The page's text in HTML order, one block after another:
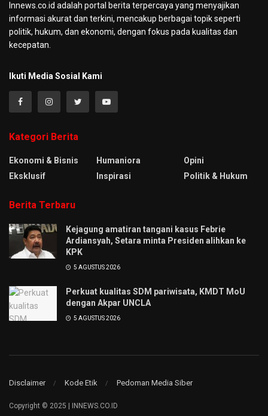
Innews.co.id adalah portal berita terpercaya yang menyajikan
informasi akurat dan terkini, mencakup berbagai topik seperti
politik, hukum, dan ekonomi, dengan fokus pada kualitas dan
kecepatan.
Ikuti Media Sosial Kami
Kategori Berita
Ekonomi & Bisnis
Eksklusif
Humaniora
Inspirasi
Opini
Politik & Hukum
Berita Terbaru
Kejagung amatiran tangani kasus Febrie
Ardiansyah, Setara minta Presiden alihkan ke
KPK
5 AGUSTUS 2026
Perkuat kualitas SDM pariwisata, KMDT MoU
dengan Akpar UNCLA
5 AGUSTUS 2026
Disclaimer Kode Etik Pedoman Media Siber
Copyright © 2025 | INNEWS.CO.ID